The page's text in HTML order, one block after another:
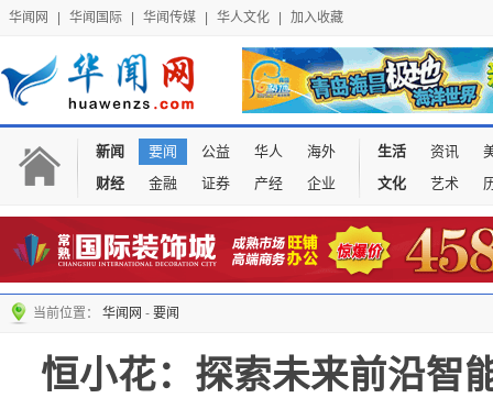
华闻网 华闻国际 华闻传媒 华人文化 加入收藏
新闻 要闻 公益 华人
海外
财经
金融 证券 产经 企业
生活 资讯
文化
艺术
当前位置： 华闻网 - 要闻
恒小花：探索未来前沿智